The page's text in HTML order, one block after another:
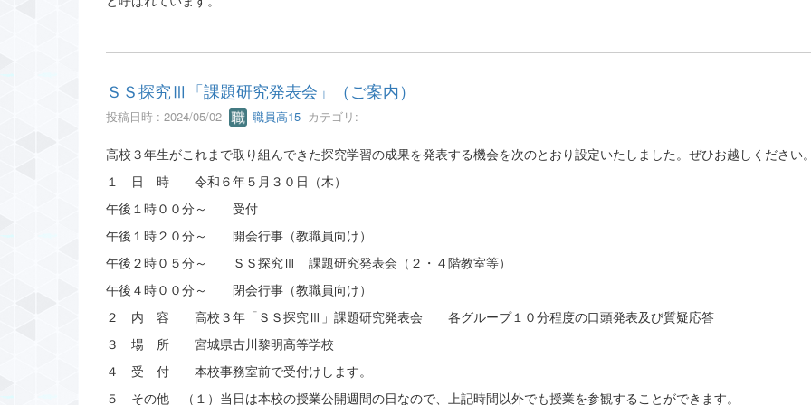
ＳＳ探究Ⅲ「課題研究発表会」（ご案内）
投稿日時 : 2024/05/02 職員高15 カテゴリ:
高校３年生がこれまで取り組んできた探究学習の成果を発表する機会を次のとおり設定いたしました。ぜひお越しください
１ 日 時 令和６年５月３０日（木）
午後１時００分～ 受付
午後１時２０分～ 開会行事（教職員向け）
午後２時０５分～ ＳＳ探究Ⅲ 課題研究発表会（２・４階教室等）
午後４時００分～ 閉会行事（教職員向け）
２ 内 容 高校３年「ＳＳ探究Ⅲ」課題研究発表会 各グループ１０分程度の口頭発表及び質疑応答
３ 場 所 宮城県古川黎明高等学校
４ 受 付 本校事務室前で受付けします。
５ その他 （１）当日は本校の授業公開週間の日なので、上記時間以外でも授業を参観することができます。